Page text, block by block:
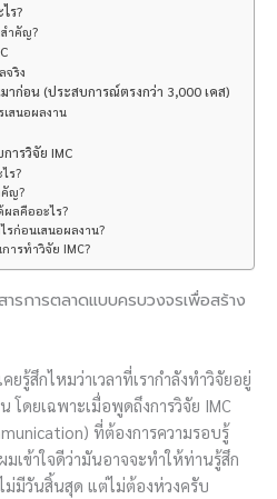
ร?
สำคัญ?
จริง
าก่อน (ประสบการณ์ตรงกว่า 3,000 เคส)
สนอผลงาน
ารวิจัย IMC
ร?
คัญ?
ผลคืออะไร?
รก่อนเสนอผลงาน?
ารทำวิจัย IMC?
รการตลาดแบบครบวงจรเพื่อสร้าง
รู้สึกไหมว่าเวลาที่เรากำลังทำวิจัยอยู่
ดยเฉพาะเมื่อพูดถึงการวิจัย IMC
ที่ต้องการความรอบรู้
มเข้าใจดีว่ามันอาจจะทำให้ท่านรู้สึก
มีวันสิ้นสุด แต่ไม่ต้องห่วงครับ